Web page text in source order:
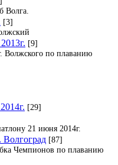
Волга.
[3]
[9]
Волжского по плаванию
[29]
21 июня 2014г.
Волгоград [87]
Чемпионов по плаванию